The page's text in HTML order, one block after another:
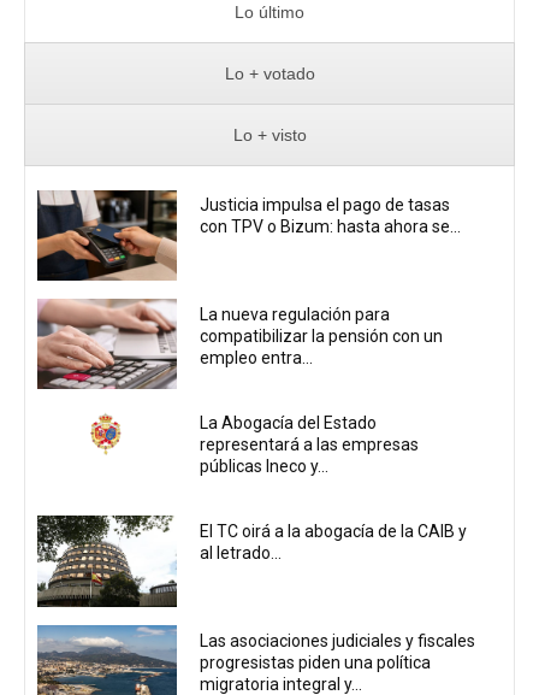
Lo último
Lo + votado
Lo + visto
Justicia impulsa el pago de tasas
con TPV o Bizum: hasta ahora se...
La nueva regulación para
compatibilizar la pensión con un
empleo entra...
La Abogacía del Estado
representará a las empresas
públicas Ineco y...
El TC oirá a la abogacía de la CAIB y
al letrado...
Las asociaciones judiciales y fiscales
progresistas piden una política
migratoria integral y...